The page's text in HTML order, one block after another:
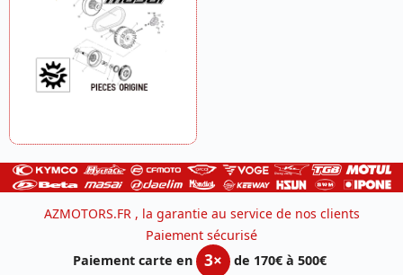
AZMOTORS.FR , la garantie au service de nos clients
Paiement sécurisé
Paiement carte en
3×
de 170€ à 500€